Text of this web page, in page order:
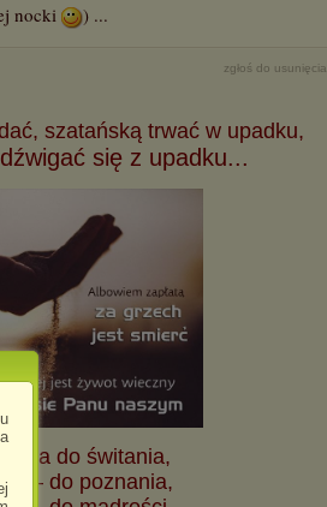
nocki
) ...
zgłoś do usunięcia
szatańską trwać w upadku,
się z upadku...
do świtania,
– do poznania,